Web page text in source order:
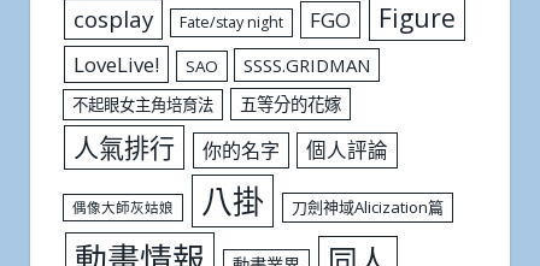
cosplay Fate/stay night FGO Figure
LoveLive! SAO SSSS.GRIDMAN
不起眼女主角培育法 五等分的花嫁
人氣排行 你的名字 個人評論
偶像大師灰姑娘 八掛 刀劍神域Alicization篇